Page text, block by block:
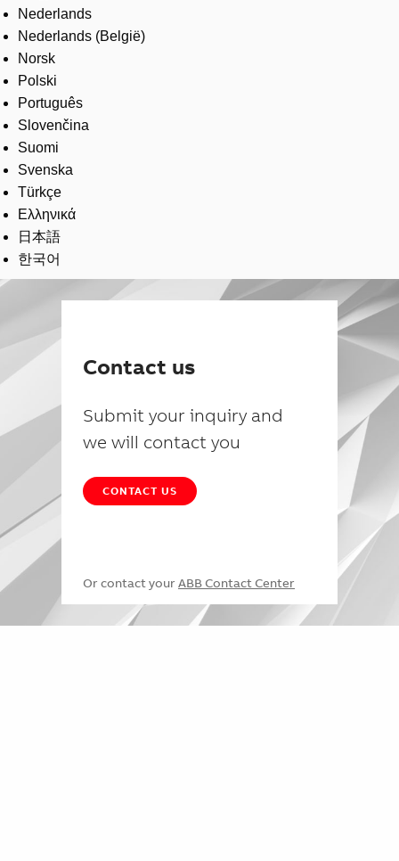
Nederlands
Nederlands (België)
Norsk
Polski
Português
Slovenčina
Suomi
Svenska
Türkçe
Ελληνικά
日本語
한국어
Contact us
Submit your inquiry and
we will contact you
CONTACT US
Or contact your ABB Contact Center